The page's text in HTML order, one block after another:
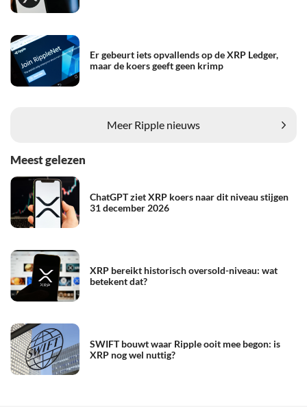
Er gebeurt iets opvallends op de XRP Ledger,
maar de koers geeft geen krimp
Meer Ripple nieuws
Meest gelezen
ChatGPT ziet XRP koers naar dit niveau stijgen
31 december 2026
XRP bereikt historisch oversold-niveau: wat
betekent dat?
SWIFT bouwt waar Ripple ooit mee begon: is
XRP nog wel nuttig?